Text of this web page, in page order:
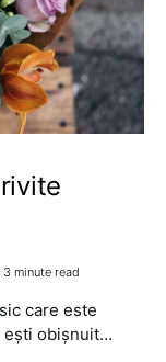
3 minute read
care este
ești obișnuit…